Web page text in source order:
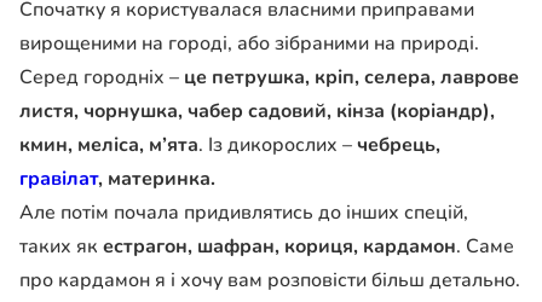
Спочатку я користувалася власними приправами
вирощеними на городі, або зібраними на природі.
Серед городніх – це петрушка, кріп, селера, лаврове
листя, чорнушка, чабер садовий, кінза (коріандр),
кмин, меліса, м’ята. Із дикорослих –чебрець,
гравілат, материнка.
Але потім почала придивлятись до інших спецій,
таких як естрагон, шафран, кориця, кардамон. Саме
про кардамон я і хочу вам розповісти більш детально.